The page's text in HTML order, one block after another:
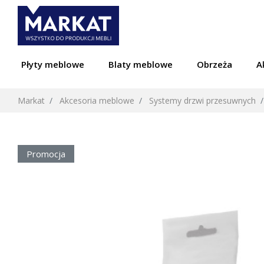
Płyty meblowe Blaty meblowe Obrzeża
Markat Akcesoria meblowe Systemy drzwi przesuwnych
Promocja